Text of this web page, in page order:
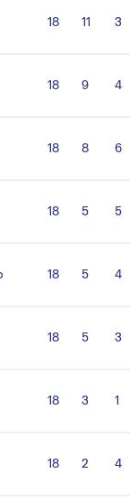
18 11 3
18 9 4
18 8 6
18 5 5
18 5 4
18 5 3
18 3 1
18 2 4